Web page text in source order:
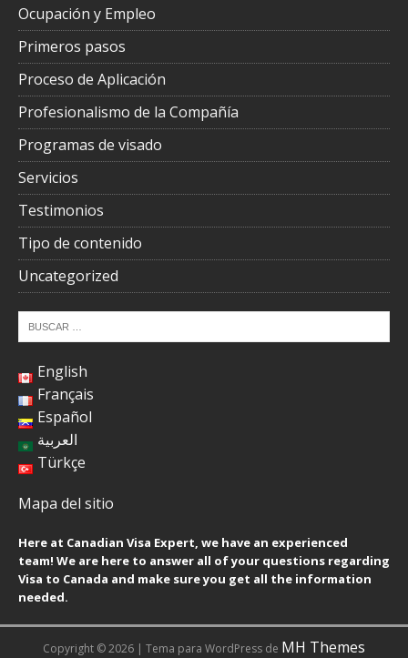
Ocupación y Empleo
Primeros pasos
Proceso de Aplicación
Profesionalismo de la Compañía
Programas de visado
Servicios
Testimonios
Tipo de contenido
Uncategorized
English
Français
Español
العربية
Türkçe
Mapa del sitio
Here at Canadian Visa Expert, we have an experienced
team! We are here to answer all of your questions regarding
Visa to Canada and make sure you get all the information
needed.
Copyright © 2026 | Tema para WordPress de MH Themes